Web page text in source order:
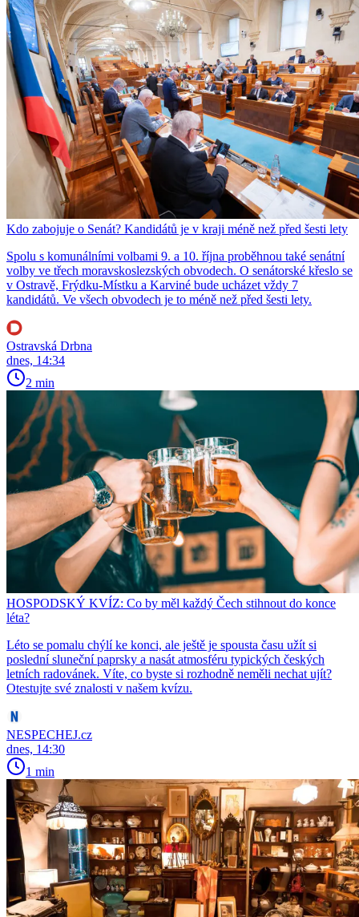
Kdo zabojuje o Senát? Kandidátů je v kraji méně než před šesti lety
Spolu s komunálními volbami 9. a 10. října proběhnou také senátní
volby ve třech moravskoslezských obvodech. O senátorské křeslo se
v Ostravě, Frýdku-Místku a Karviné bude ucházet vždy 7
kandidátů. Ve všech obvodech je to méně než před šesti lety.
Ostravská Drbna
dnes, 14:34
2 min
HOSPODSKÝ KVÍZ: Co by měl každý Čech stihnout do konce
léta?
Léto se pomalu chýlí ke konci, ale ještě je spousta času užít si
poslední sluneční paprsky a nasát atmosféru typických českých
letních radovánek. Víte, co byste si rozhodně neměli nechat ujít?
Otestujte své znalosti v našem kvízu.
NESPECHEJ.cz
dnes, 14:30
1 min